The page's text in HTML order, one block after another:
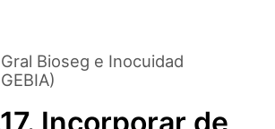
Bioseg e Inocuidad